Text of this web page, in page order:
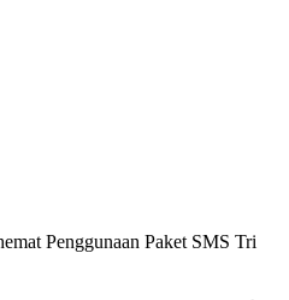
Penggunaan Paket SMS Tri